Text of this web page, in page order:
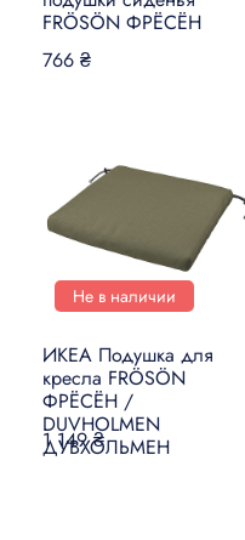
FRÖSÖN ФРЁСЁН
766 ₴
Не в наличии
ИКЕА Подушка для
кресла FRÖSÖN
ФРЁСЁН /
DUVHOLMEN
ДУВХОЛЬМЕН
1 149 ₴